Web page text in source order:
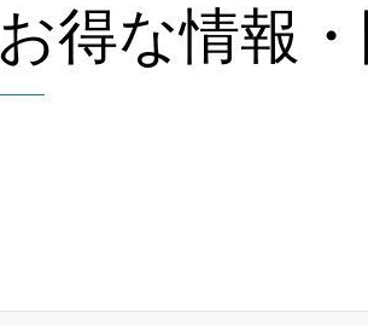
お得な情報